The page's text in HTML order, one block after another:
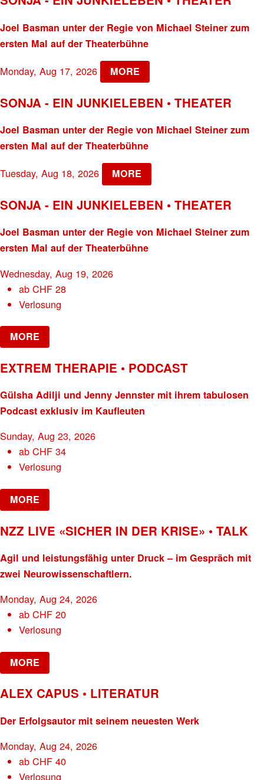
Joel Basman unter der Regie von Michael Steiner zum
ersten Mal auf der Theaterbühne
Monday, Aug 17, 2026 MORE
SONJA - EIN JUNKIELEBEN • THEATER
Joel Basman unter der Regie von Michael Steiner zum
ersten Mal auf der Theaterbühne
Tuesday, Aug 18, 2026 MORE
SONJA - EIN JUNKIELEBEN • THEATER
Joel Basman unter der Regie von Michael Steiner zum
ersten Mal auf der Theaterbühne
Wednesday, Aug 19, 2026
abCHF 28
Verlosung
MORE
EXTREM THERAPIE • PODCAST
Gülsha Adilji und Jenny Jennster mit ihrem tabulosen
Podcast exklusiv im Kaufleuten
Sunday, Aug 23, 2026
abCHF 34
Verlosung
MORE
NZZ LIVE «SICHER IN DER KRISE» • TALK
Agil und leistungsfähig unter Druck – im Gespräch mit
zwei Neurowissenschaftlern.
Monday, Aug 24, 2026
abCHF 20
Verlosung
MORE
ALEX CAPUS • LITERATUR
Der Erfolgsautor mit seinem neuesten Werk
Monday, Aug 24, 2026
abCHF 40
Verlosung